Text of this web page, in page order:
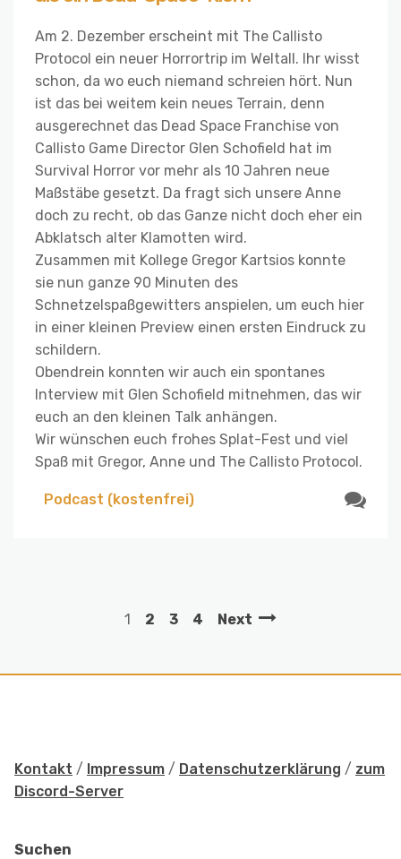
Am 2. Dezember erscheint mit The Callisto
Protocol ein neuer Horrortrip im Weltall. Ihr wisst
schon, da wo euch niemand schreien hört. Nun
ist das bei weitem kein neues Terrain, denn
ausgerechnet das Dead Space Franchise von
Callisto Game Director Glen Schofield hat im
Survival Horror vor mehr als 10 Jahren neue
Maßstäbe gesetzt. Da fragt sich unsere Anne
doch zu recht, ob das Ganze nicht doch eher ein
Abklatsch alter Klamotten wird.
Zusammen mit Kollege Gregor Kartsios konnte
sie nun ganze 90 Minuten des
Schnetzelspaßgewitters anspielen, um euch hier
in einer kleinen Preview einen ersten Eindruck zu
schildern.
Obendrein konnten wir auch ein spontanes
Interview mit Glen Schofield mitnehmen, das wir
euch an den kleinen Talk anhängen.
Wir wünschen euch frohes Splat-Fest und viel
Spaß mit Gregor, Anne und The Callisto Protocol.
Podcast (kostenfrei)
1 2 3 4 Next
Kontakt / Impressum / Datenschutzerklärung / zum
Discord-Server
Suchen